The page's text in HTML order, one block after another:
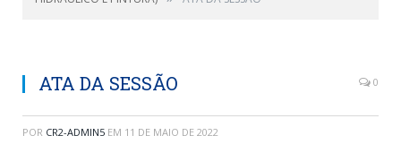
ATA DA SESSÃO 0
POR CR2-ADMIN5 EM 11 DE MAIO DE 2022